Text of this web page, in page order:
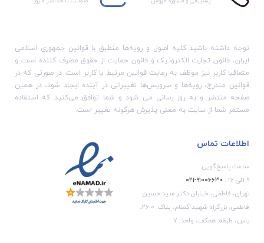
توجه داشته باشید کلیه اصول و رویه‏‌ها منطبق با قوانین جمهوری اسلامی
ایران، قانون تجارت الکترونیک و قانون حمایت از حقوق مصرف کننده است و
متعاقبا کاربر نیز موظف به رعایت قوانین مرتبط با کاربر است. در صورتی که در
قوانین مندرج، رویه‏‌ها و سرویس‏‌ها تغییراتی در آینده ایجاد شود، در همین
صفحه منتشر و به روز رسانی می شود و شما توافق می‏‌کنید که استفاده
مستمر شما از سایت به معنی پذیرش هرگونه تغییر است.
اطلاعات تماس
ساعت پاسخ‌گویی
۹ الی ۱۷ :
۹۱۰۰۶۶۳۰-۰۲۱
تهران، فاطمی، خیابان دکتر سید حسین
فاطمی، بزرگراه شهید گمنام، پلاک: 26.0،
یاس، طبقه: همکف، واحد: 7